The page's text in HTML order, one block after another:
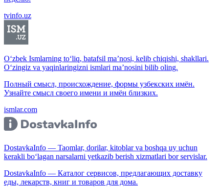
tvinfo.uz
O‘zbek Ismlarning to‘liq, batafsil ma’nosi, kelib chiqishi, shakllari.
O‘zingiz va yaqinlaringizni ismlari ma’nosini bilib oling.
Полный смысл, происхождение, формы узбекских имён.
Узнайте смысл своего имени и имён близких.
ismlar.com
DostavkaInfo — Taomlar, dorilar, kitoblar va boshqa uy uchun
kerakli bo‘lagan narsalarni yetkazib berish xizmatlari bor servislar.
DostavkaInfo — Каталог сервисов, предлагающих доставку
еды, лекарств, книг и товаров для дома.